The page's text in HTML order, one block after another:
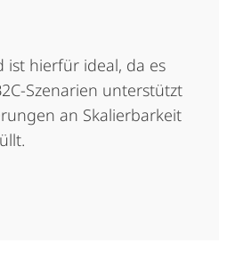
ist hierfür ideal, da es
Szenarien unterstützt
an Skalierbarkeit